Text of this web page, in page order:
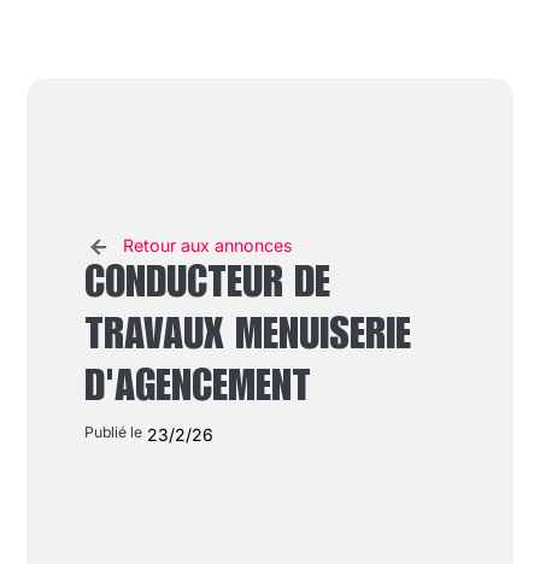
Retour aux annonces
CONDUCTEUR DE
TRAVAUX MENUISERIE
D'AGENCEMENT
Publié le 23/2/26